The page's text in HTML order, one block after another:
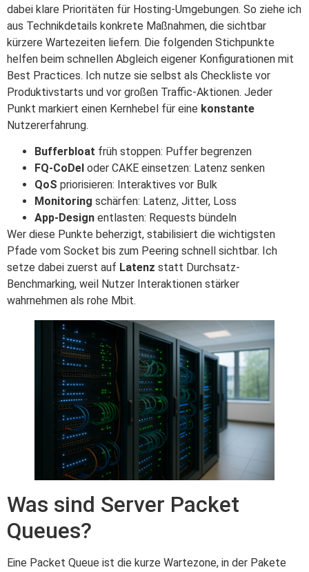
dabei klare Prioritäten für Hosting-Umgebungen. So ziehe ich
aus Technikdetails konkrete Maßnahmen, die sichtbar
kürzere Wartezeiten liefern. Die folgenden Stichpunkte
helfen beim schnellen Abgleich eigener Konfigurationen mit
Best Practices. Ich nutze sie selbst als Checkliste vor
Produktivstarts und vor großen Traffic-Aktionen. Jeder
Punkt markiert einen Kernhebel für eine konstante
Nutzererfahrung.
Bufferbloat früh stoppen: Puffer begrenzen
FQ-CoDel oder CAKE einsetzen: Latenz senken
QoS priorisieren: Interaktives vor Bulk
Monitoring schärfen: Latenz, Jitter, Loss
App-Design entlasten: Requests bündeln
Wer diese Punkte beherzigt, stabilisiert die wichtigsten
Pfade vom Socket bis zum Peering schnell sichtbar. Ich
setze dabei zuerst auf Latenz statt Durchsatz-
Benchmarking, weil Nutzer Interaktionen stärker
wahrnehmen als rohe Mbit.
Was sind Server Packet
Queues?
Eine Packet Queue ist die kurze Wartezone, in der Pakete